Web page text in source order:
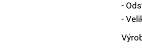
ROLLBALY, VÝTLAČNÉ
-
-